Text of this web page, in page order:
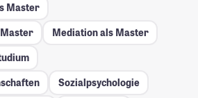
Master
Mediation als Master
Sozialpsychologie